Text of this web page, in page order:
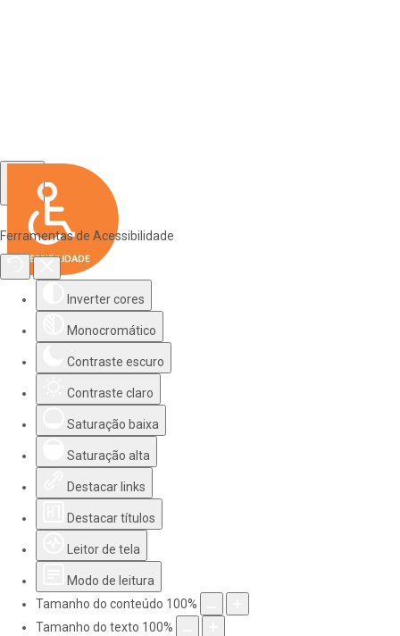
Ferramentas de Acessibilidade
Inverter cores
Monocromático
Contraste escuro
Contraste claro
Saturação baixa
Saturação alta
Destacar links
Destacar títulos
Leitor de tela
Modo de leitura
Tamanho do conteúdo 100%
Tamanho do texto 100%